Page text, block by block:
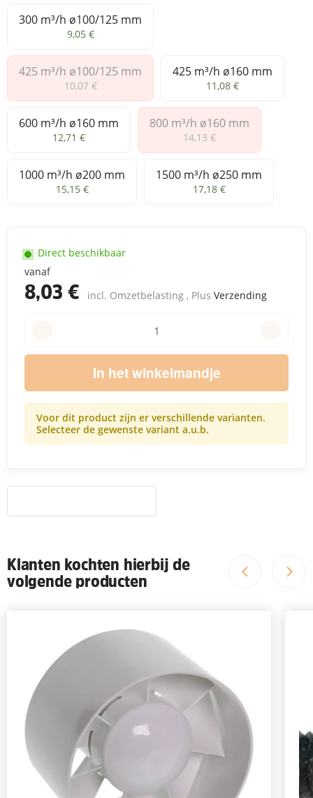
300 m³/h ø100/125 mm
300 m³/h ø100/125 mm
9,05 €
425 m³/h ø100/125 mm
425 m³/h ø100/125 mm
10,07 €
425 m³/h ø160 mm
425 m³/h ø160 mm
11,08 €
600 m³/h ø160 mm
600 m³/h ø160 mm
12,71 €
800 m³/h ø160 mm
800 m³/h ø160 mm
14,13 €
1000 m³/h ø200 mm
1000 m³/h ø200 mm
15,15 €
1500 m³/h ø250 mm
1500 m³/h ø250 mm
17,18 €
vanaf
8,03 € incl. Omzetbelasting , Plus Verzending
Direct beschikbaar
In het winkelmandje
Voor dit product zijn er verschillende varianten.
Selecteer de gewenste variant a.u.b.
Klanten kochten hierbij de
volgende producten